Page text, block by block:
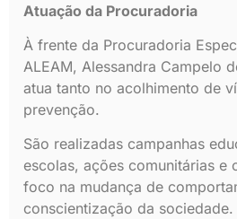
Atuação da Procuradoria
À frente da Procuradoria
ALEAM, Alessandra Campelo
atua tanto no acolhimento de
prevenção.
São realizadas campanhas
escolas, ações comunitárias e
foco na mudança de
conscientização da sociedade.